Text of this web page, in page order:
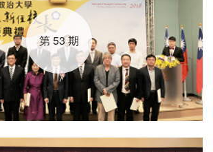
第 53 期